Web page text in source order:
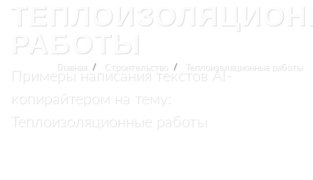
РАБОТЫ
Примеры написания текстов AI-
копирайтером на тему:
Теплоизоляционные работы
Главная Строительство Теплоизоляционные работы